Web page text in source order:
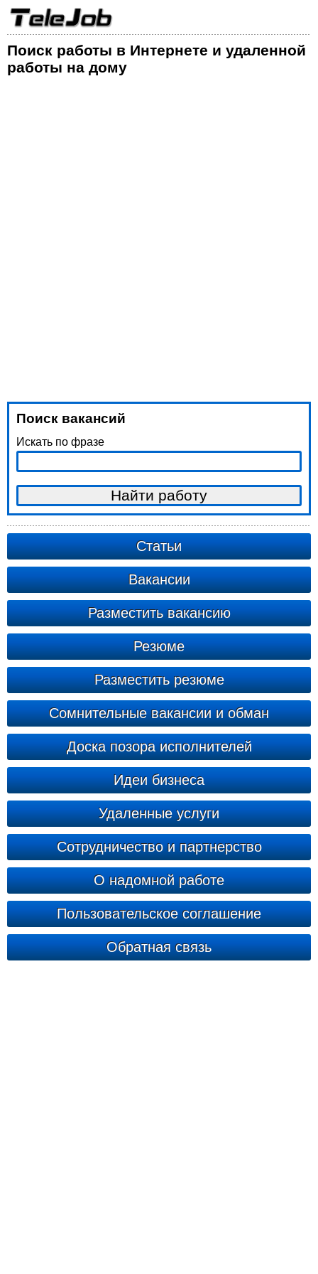
Поиск работы в Интернете и удаленной
работы на дому
Поиск вакансий
Искать по фразе
Статьи
Вакансии
Разместить вакансию
Резюме
Разместить резюме
Сомнительные вакансии и обман
Доска позора исполнителей
Идеи бизнеса
Удаленные услуги
Сотрудничество и партнерство
О надомной работе
Пользовательское соглашение
Обратная связь